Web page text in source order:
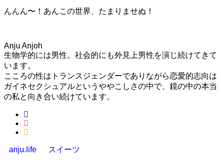
んんん〜！あんこの世界、たまりませぬ！
Anju Anjoh
生物学的には男性。社会的にも外見上男性を演じ続けてきて
います。
こころの性はトランスジェンダーでありながら恋愛的志向は
ガイネセクシュアルというややこしさの中で、鏡の中の本当
の私と向き合い続けています。
anju.life スイーツ